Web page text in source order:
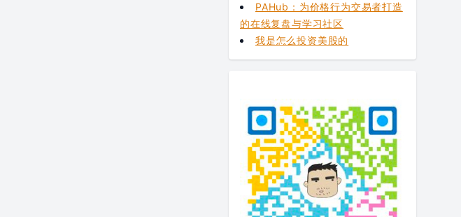
PAHub：为价格行为交易者打造
的在线复盘与学习社区
我是怎么投资美股的